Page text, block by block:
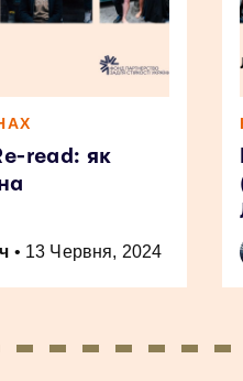
read: як
• 13 Червня, 2024